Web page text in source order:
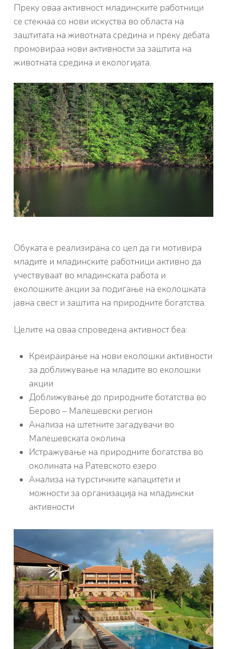
Преку оваа активност младинските работници
се стекнаа со нови искуства во областа на
заштитата на животната средина и преку дебата
промовираа нови активности за заштита на
животната средина и екологијата.
Обуката е реализирана со цел да ги мотивира
младите и младинските работници активно да
учествуваат во младинската работа и
еколошките акции за подигање на еколошката
јавна свест и заштита на природните богатства.
Целите на оваа спроведена активност беа:
Креираирање на нови еколошки активности
за доближување на младите во еколошки
акции
Доближување до природните ботатства во
Берово – Малешевски регион
Анализа на штетните загадувачи во
Малешевската околина
Истражување на природните богатства во
околината на Ратевското езеро
Анализа на турстичките капацитети и
можности за организација на младински
активности